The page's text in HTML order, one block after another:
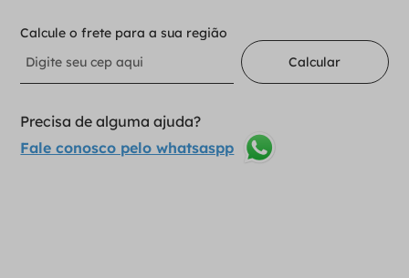
Calcule o frete para a sua região
Calcular
Precisa de alguma ajuda?
Fale conosco pelo whatsaspp